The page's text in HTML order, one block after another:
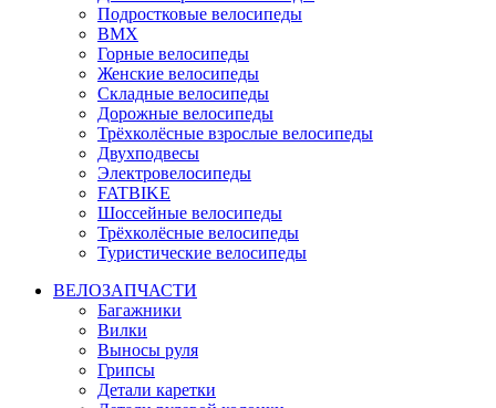
Подростковые велосипеды
BMX
Горные велосипеды
Женские велосипеды
Складные велосипеды
Дорожные велосипеды
Трёхколёсные взрослые велосипеды
Двухподвесы
Электровелосипеды
FATBIKE
Шоссейные велосипеды
Трёхколёсные велосипеды
Туристические велосипеды
ВЕЛОЗАПЧАСТИ
Багажники
Вилки
Выносы руля
Грипсы
Детали каретки